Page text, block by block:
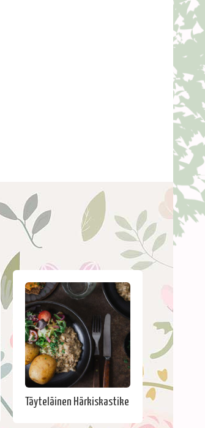
Täyteläinen Härkiskastike